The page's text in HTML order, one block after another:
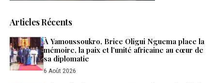
Articles Récents
À Yamoussoukro, Brice Oligui Nguema place la
mémoire, la paix et l’unité africaine au cœur de
sa diplomatie
6 Août 2026